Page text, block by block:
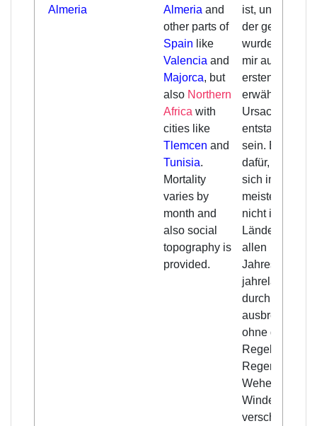
Almeria
Almeria and
other parts of
Spain like
Valencia and
Majorca, but
also Northern
Africa with
cities like
Tlemcen and
Tunisia.
Mortality
varies by
month and
also social
topography is
provided.
ist, und nach
der gefragt
wurde, scheint
mir aus der
ersten Art der
erwähnten
Ursachen
entstanden zu
sein. Es
dafür, dass sie
sich in den
meisten, wenn
nicht in allen
Ländern, zu
allen
Jahreszeiten
jahrelang hin
durch
ausbreitete,
ohne daß die
Regeln des
Regens, des
Wehens der
Winde in den
verschiedenen